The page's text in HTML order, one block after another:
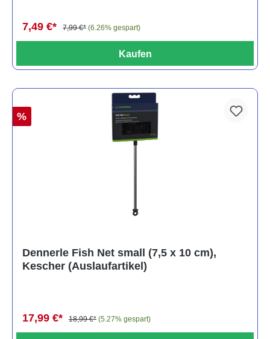
7,49 €* 7,99 €* (6.26% gespart)
Kaufen
%
Dennerle Fish Net small (7,5 x 10 cm),
Kescher (Auslaufartikel)
17,99 €* 18,99 €* (5.27% gespart)